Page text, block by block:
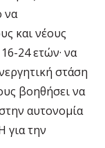
να
και νέους
24 ετών· να
στάση
βοηθήσει να
αυτονομία
για την